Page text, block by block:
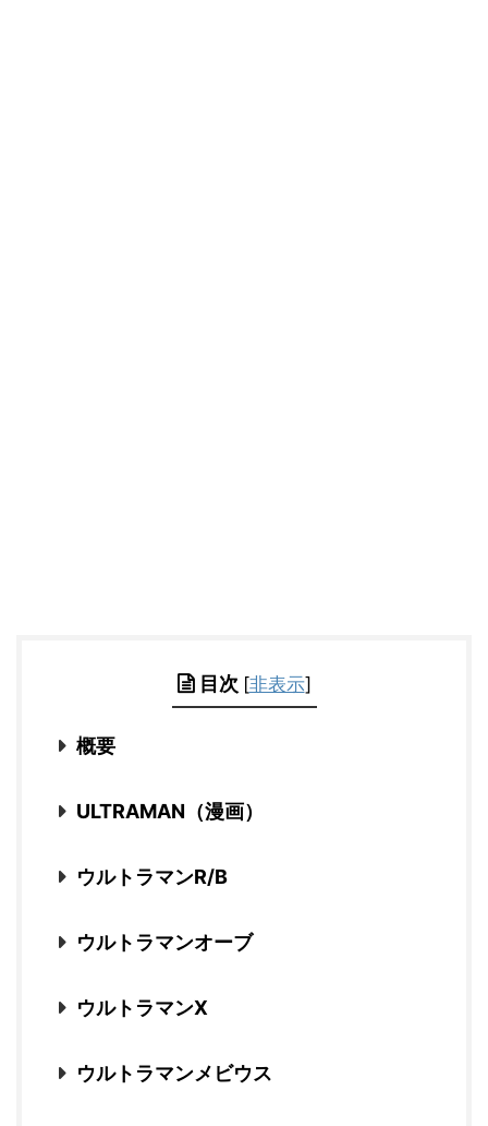
目次 [非表示]
概要
ULTRAMAN（漫画）
ウルトラマンR/B
ウルトラマンオーブ
ウルトラマンX
ウルトラマンメビウス